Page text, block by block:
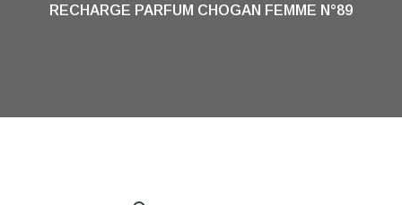
RECHARGE PARFUM CHOGAN FEMME N°89